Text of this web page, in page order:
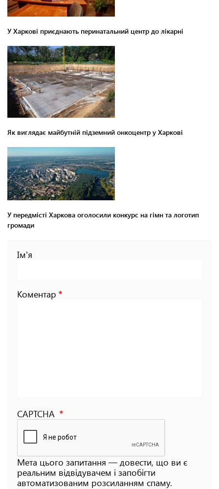
У Харкові приєднають перинатальний центр до лікарні
Як виглядає майбутній підземний онкоцентр у Харкові
У передмісті Харкова оголосили конкурс на гімн та логотип
громади
Ім'я
Коментар
CAPTCHA
Мета цього запитання — довести, що ви є
реальним відвідувачем і запобігти
автоматизованим розсиланням спаму.